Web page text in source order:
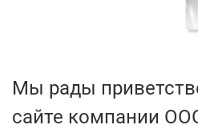
Мы рады
сайте компании